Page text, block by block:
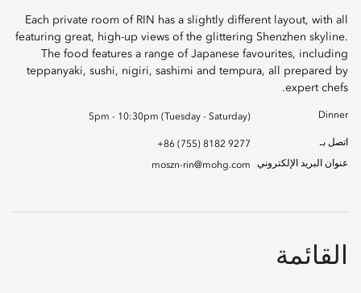
Each private room of RIN has a slightly different layout, with all
featuring great, high-up views of the glittering Shenzhen skyline.
The food features a range of Japanese favourites, including
teppanyaki, sushi, nigiri, sashimi and tempura, all prepared by
expert chefs.
Dinner
5pm - 10:30pm (Tuesday - Saturday)
اتصل بـ
+86 (755) 8182 9277
عنوان البريد الإلكتروني
moszn-rin@mohg.com
القائمة